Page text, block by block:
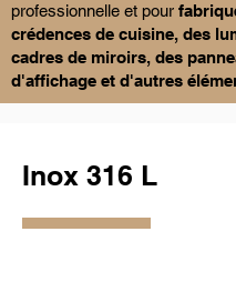
professionnelle et pour
crédences de cuisine, des
cadres de miroirs, des
d'affichage et d'autres
Inox 316 L